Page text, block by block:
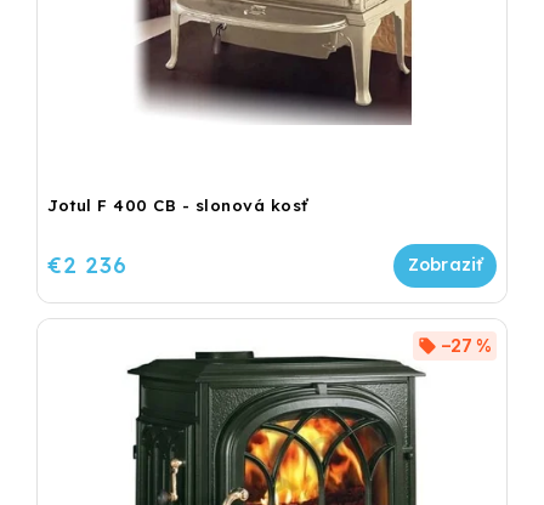
Jotul F 400 CB - slonová kosť
€2 236
–27 %